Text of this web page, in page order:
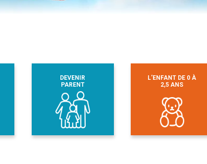
DEVENIR
PARENT
L’ENFANT DE 0 À
2,5 ANS